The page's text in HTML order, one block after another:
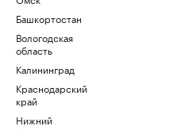
Башкортостан
Вологодская
область
Калининград
Краснодарский
край
Нижний